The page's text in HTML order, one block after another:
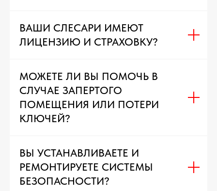
ВАШИ СЛЕСАРИ ИМЕЮТ
ЛИЦЕНЗИЮ И СТРАХОВКУ?
МОЖЕТЕ ЛИ ВЫ ПОМОЧЬ В
СЛУЧАЕ ЗАПЕРТОГО
ПОМЕЩЕНИЯ ИЛИ ПОТЕРИ
КЛЮЧЕЙ?
ВЫ УСТАНАВЛИВАЕТЕ И
РЕМОНТИРУЕТЕ СИСТЕМЫ
БЕЗОПАСНОСТИ?